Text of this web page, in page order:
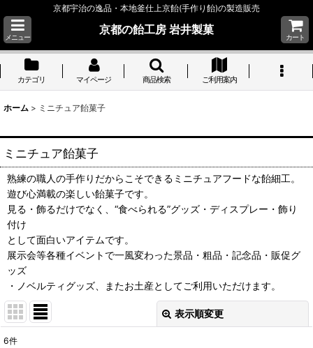
京都宇治の逸品・本地釜仕上京飴(手作り飴)の製造販売
メニュー
京都の飴工房 岩井製菓
カート
カテゴリ マイページ 商品検索 ご利用案内
ホーム > ミニチュア飴菓子
ミニチュア飴菓子
熟練の職人の手作りだからこそできるミニチュアフードな飴細工。
遊び心満載の楽しい飴菓子です。
見る・飾るだけでなく、“食べられる”グッズ・ディスプレー・飾り
付け
として面白いアイテムです。
展示会等各種イベントで一風変わった景品・粗品・記念品・販促グ
ッズ
・ノベルティグッズ、またお土産としてご利用いただけます。
表示順変更
6件